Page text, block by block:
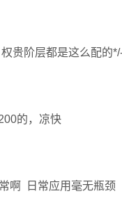
贵阶层都是这么配的
的，凉快
啊 日常应用毫无瓶颈